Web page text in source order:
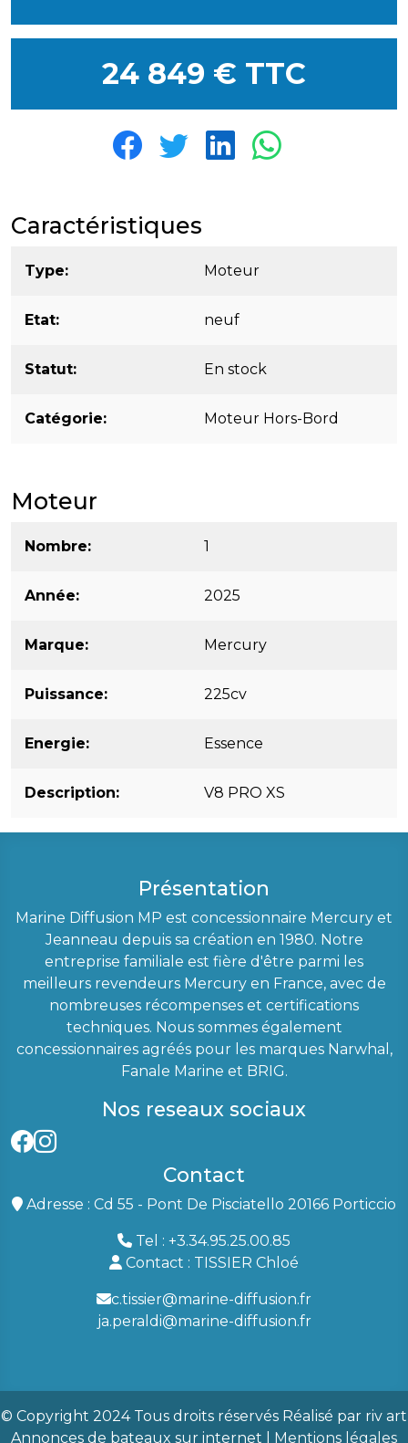
24 849 € TTC
Caractéristiques
Type Moteur
Etat neuf
Statut En stock
Catégorie Moteur Hors-Bord
Moteur
Nombre 1
Année 2025
Marque Mercury
Puissance 225cv
Energie Essence
Description V8 PRO XS
Présentation
Marine Diffusion MP est concessionnaire Mercury et
Jeanneau depuis sa création en 1980. Notre
entreprise familiale est fière d'être parmi les
meilleurs revendeurs Mercury en France, avec de
nombreuses récompenses et certifications
techniques. Nous sommes également
concessionnaires agréés pour les marques Narwhal,
Fanale Marine et BRIG.
Nos reseaux sociaux
Contact
Adresse : Cd 55 - Pont De Pisciatello 20166 Porticcio
Tel : +3.34.95.25.00.85
Contact : TISSIER Chloé
c.tissier@marine-diffusion.fr
ja.peraldi@marine-diffusion.fr
© Copyright 2024 Tous droits réservés Réalisé par riv art
Annonces de bateaux sur internet | Mentions légales